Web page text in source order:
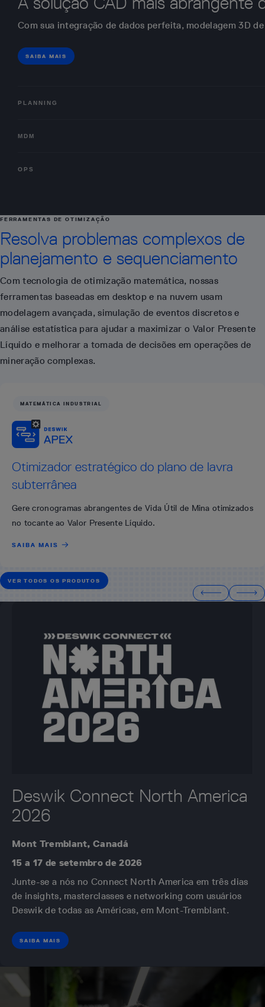
Com sua integração de dados perfeita, modelagem 3D
SAIBA MAIS
PLANNING
MDM
OPS
FERRAMENTAS DE OTIMIZAÇÃO
Resolva problemas complexos de
planejamento e sequenciamento
Com tecnologia de otimização matemática, nossas
ferramentas baseadas em desktop e na nuvem usam
modelagem avançada, simulação de eventos discretos e
análise estatística para ajudar a maximizar o Valor Presente
Líquido e melhorar a tomada de decisões em operações de
mineração complexas.
VER TODOS OS PRODUTOS
MATEMÁTICA INDUSTRIAL
Otimizador estratégico do plano de lavra
subterrânea
Gere cronogramas abrangentes de Vida Útil de Mina otimizados
no tocante ao Valor Presente Líquido.
SAIBA MAIS
Deswik Connect North America
2026
Mont Tremblant, Canadá
15 a 17 de setembro de 2026
Junte-se a nós no Connect North America em três dias
de insights, masterclasses e networking com usuários
Deswik de todas as Américas, em Mont-Tremblant.
SAIBA MAIS